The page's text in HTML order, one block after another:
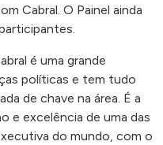
Cabral. O Painel ainda
é uma grande
políticas e tem tudo
de chave na área. É a
e excelência de uma das
do mundo, com o